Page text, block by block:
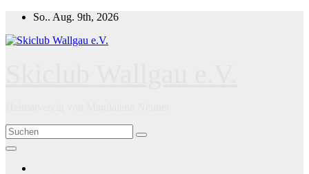
Zum
springen
So.. Aug. 9th, 2026